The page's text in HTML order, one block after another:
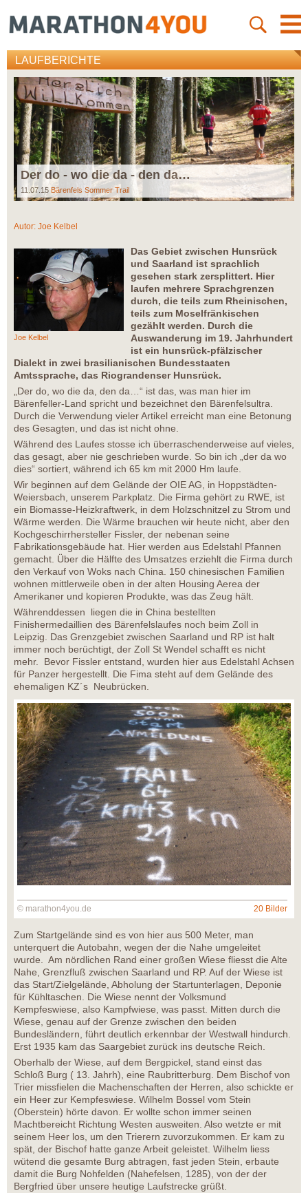
LAUFBERICHTE
Der do - wo die da - den da…
11.07.15 Bärenfels Sommer Trail
Autor: Joe Kelbel
Joe Kelbel
Das Gebiet zwischen Hunsrück
und Saarland ist sprachlich
gesehen stark zersplittert. Hier
laufen mehrere Sprachgrenzen
durch, die teils zum Rheinischen,
teils zum Moselfränkischen
gezählt werden. Durch die
Auswanderung im 19. Jahrhundert
ist ein hunsrück-pfälzischer
Dialekt in zwei brasilianischen Bundesstaaten
Amtssprache, das Riograndenser Hunsrück.
„Der do, wo die da, den da…“ ist das, was man hier im
Bärenfeller-Land spricht und bezeichnet den Bärenfelsultra.
Durch die Verwendung vieler Artikel erreicht man eine Betonung
des Gesagten, und das ist nicht ohne.
Während des Laufes stosse ich überraschenderweise auf vieles,
das gesagt, aber nie geschrieben wurde. So bin ich „der da wo
dies“ sortiert, während ich 65 km mit 2000 Hm laufe.
Wir beginnen auf dem Gelände der OIE AG, in Hoppstädten-
Weiersbach, unserem Parkplatz. Die Firma gehört zu RWE, ist
ein Biomasse-Heizkraftwerk, in dem Holzschnitzel zu Strom und
Wärme werden. Die Wärme brauchen wir heute nicht, aber den
Kochgeschirrhersteller Fissler, der nebenan seine
Fabrikationsgebäude hat. Hier werden aus Edelstahl Pfannen
gemacht. Über die Hälfte des Umsatzes erziehlt die Firma durch
den Verkauf von Woks nach China. 150 chinesischen Familien
wohnen mittlerweile oben in der alten Housing Aerea der
Amerikaner und kopieren Produkte, was das Zeug hält.
Währenddessen liegen die in China bestellten
Finishermedaillien des Bärenfelslaufes noch beim Zoll in
Leipzig. Das Grenzgebiet zwischen Saarland und RP ist halt
immer noch berüchtigt, der Zoll St Wendel schafft es nicht
mehr. Bevor Fissler entstand, wurden hier aus Edelstahl Achsen
für Panzer hergestellt. Die Fima steht auf dem Gelände des
ehemaligen KZ´s Neubrücken.
© marathon4you.de 20 Bilder
Zum Startgelände sind es von hier aus 500 Meter, man
unterquert die Autobahn, wegen der die Nahe umgeleitet
wurde. Am nördlichen Rand einer großen Wiese fliesst die Alte
Nahe, Grenzfluß zwischen Saarland und RP. Auf der Wiese ist
das Start/Zielgelände, Abholung der Startunterlagen, Deponie
für Kühltaschen. Die Wiese nennt der Volksmund
Kempfeswiese, also Kampfwiese, was passt. Mitten durch die
Wiese, genau auf der Grenze zwischen den beiden
Bundesländern, führt deutlich erkennbar der Westwall hindurch.
Erst 1935 kam das Saargebiet zurück ins deutsche Reich.
Oberhalb der Wiese, auf dem Bergpickel, stand einst das
Schloß Burg ( 13. Jahrh), eine Raubritterburg. Dem Bischof von
Trier missfielen die Machenschaften der Herren, also schickte er
ein Heer zur Kempfeswiese. Wilhelm Bossel vom Stein
(Oberstein) hörte davon. Er wollte schon immer seinen
Machtbereicht Richtung Westen ausweiten. Also wetzte er mit
seinem Heer los, um den Trierern zuvorzukommen. Er kam zu
spät, der Bischof hatte ganze Arbeit geleistet. Wilhelm liess
wütend die gesamte Burg abtragen, fast jeden Stein, erbaute
damit die Burg Nohfelden (Nahefelsen, 1285), von der der
Bergfried über unsere heutige Laufstrecke grüßt.